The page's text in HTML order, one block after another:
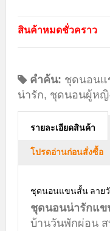
สินค้าหมดชั่วคราว
คำค้น: ชุดนอน
น่ารัก, ชุดนอนผู้หญิ
รายละเอียดสินค้า
โปรดอ่านก่อนสั่งซื้อ
ชุดนอนแขนสั้น ลาย
ชุดนอนน่ารักแข
บ้านวันพักผ่อน ส